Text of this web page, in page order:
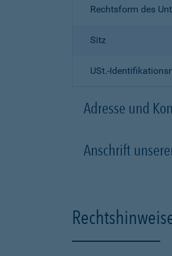
Rechtsform des
Sitz
USt.-
Adresse und
Anschrift